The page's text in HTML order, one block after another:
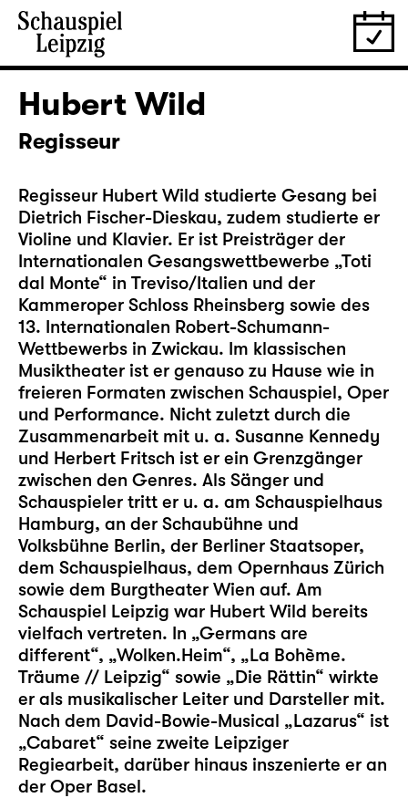
Hubert Wild
Regisseur
Regisseur Hubert Wild studierte Gesang bei
Dietrich Fischer-Dieskau, zudem studierte er
Violine und Klavier. Er ist Preisträger der
Internationalen Gesangswettbewerbe „Toti
dal Monte“ in Treviso/Italien und der
Kammeroper Schloss Rheinsberg sowie des
13. Internationalen Robert-Schumann-
Wettbewerbs in Zwickau. Im klassischen
Musiktheater ist er genauso zu Hause wie in
freieren Formaten zwischen Schauspiel, Oper
und Performance. Nicht zuletzt durch die
Zusammenarbeit mit u. a. Susanne Kennedy
und Herbert Fritsch ist er ein Grenzgänger
zwischen den Genres. Als Sänger und
Schauspieler tritt er u. a. am Schauspielhaus
Hamburg, an der Schaubühne und
Volksbühne Berlin, der Berliner Staatsoper,
dem Schauspielhaus, dem Opernhaus Zürich
sowie dem Burgtheater Wien auf. Am
Schauspiel Leipzig war Hubert Wild bereits
vielfach vertreten. In „Germans are
different“, „Wolken.Heim“, „La Bohème.
Träume // Leipzig“ sowie „Die Rättin“ wirkte
er als musikalischer Leiter und Darsteller mit.
Nach dem David-Bowie-Musical „Lazarus“ ist
„Cabaret“ seine zweite Leipziger
Regiearbeit, darüber hinaus inszenierte er an
der Oper Basel.